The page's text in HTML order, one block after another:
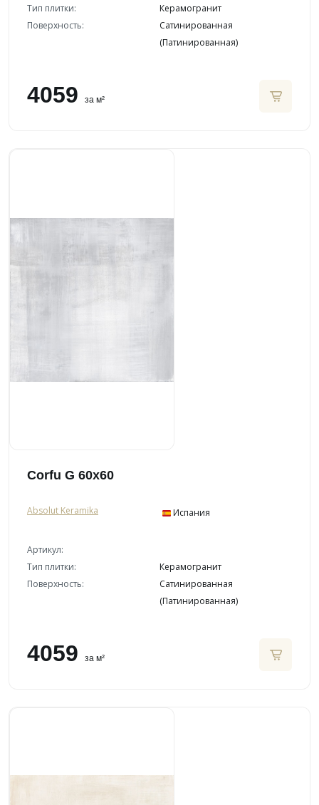
Тип плитки:
Керамогранит
Поверхность:
Сатинированная
(Патинированная)
4059 за м²
Corfu G 60x60
Absolut Keramika Испания
Артикул:
Тип плитки:
Керамогранит
Поверхность:
Сатинированная
(Патинированная)
4059 за м²